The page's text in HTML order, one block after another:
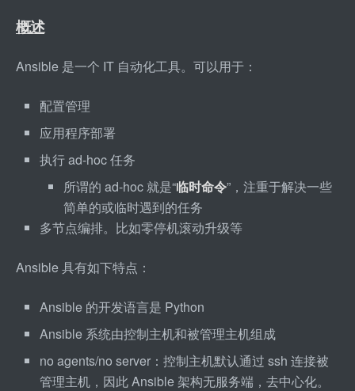
概述
Ansible 是一个 IT 自动化工具。可以用于：
配置管理
应用程序部署
执行 ad-hoc 任务
所谓的 ad-hoc 就是“临时命令”，注重于解决一些
简单的或临时遇到的任务
多节点编排。比如零停机滚动升级等
Ansible 具有如下特点：
Ansible 的开发语言是 Python
Ansible 系统由控制主机和被管理主机组成
no agents/no server：控制主机默认通过 ssh 连接被
管理主机，因此 Ansible 架构无服务端，去中心化。